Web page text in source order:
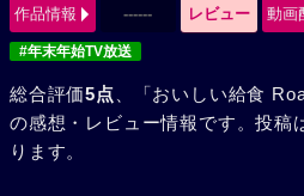
作品情報 ------ レビュー 動画
#年末年始TV放送
総合評価5点 、「おいしい給食
の感想・レビュー情報です。投稿
ります。